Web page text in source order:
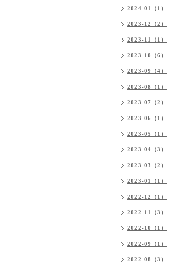
2024-01（1）
2023-12（2）
2023-11（1）
2023-10（6）
2023-09（4）
2023-08（1）
2023-07（2）
2023-06（1）
2023-05（1）
2023-04（3）
2023-03（2）
2023-01（1）
2022-12（1）
2022-11（3）
2022-10（1）
2022-09（1）
2022-08（3）